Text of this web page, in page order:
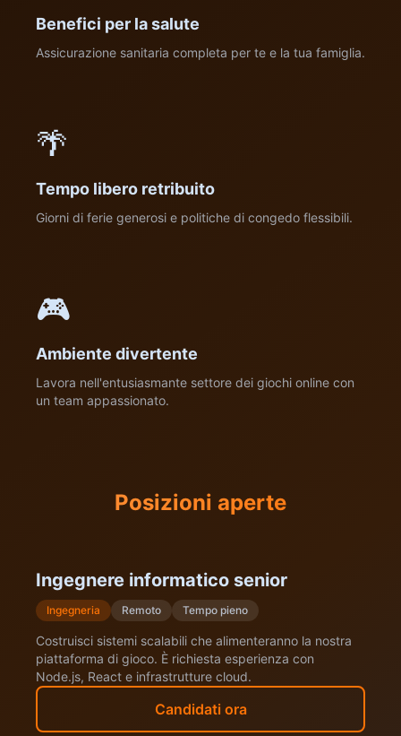
Benefici per la salute
Assicurazione sanitaria completa per te e la tua famiglia.
🌴
Tempo libero retribuito
Giorni di ferie generosi e politiche di congedo flessibili.
🎮
Ambiente divertente
Lavora nell'entusiasmante settore dei giochi online con
un team appassionato.
Posizioni aperte
Ingegnere informatico senior
Ingegneria Remoto Tempo pieno
Costruisci sistemi scalabili che alimenteranno la nostra
piattaforma di gioco. È richiesta esperienza con
Node.js, React e infrastrutture cloud.
Candidati ora